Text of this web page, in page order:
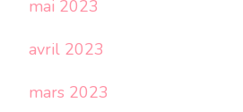
mai 2023
avril 2023
mars 2023